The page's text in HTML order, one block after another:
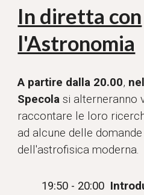
In diretta con
l'Astronomia
A partire dalla 20.00, ne
Specola si alterneranno
raccontare le loro
ad alcune delle
dell'astrofisica moderna.
19:50 - 20:00